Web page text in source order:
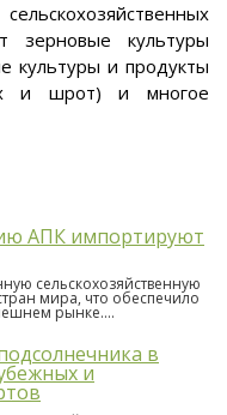
зерновые культуры
культуры и продукты
и шрот) и многое
АПК импортируют
сельскохозяйственную
мира, что обеспечило
рынке....
в
и